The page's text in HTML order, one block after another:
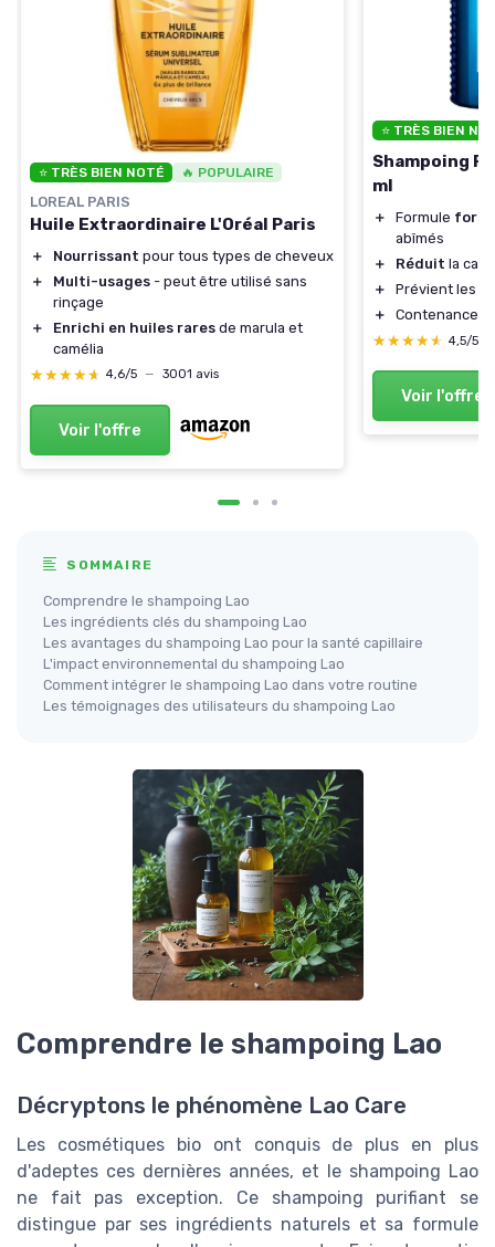
⭐ TRÈS BIEN NOTÉ 🔥 POPULAIRE
LOREAL PARIS
Huile Extraordinaire L'Oréal Paris
＋ Nourrissant pour tous types de cheveux
＋
Multi-usages - peut être utilisé sans
rinçage
＋
Enrichi en huiles rares de marula et
camélia
★★★★★
★★★★★ 4,6/5 — 3001 avis
Voir l'offre
⭐ TRÈS BIEN
Shampoing
ml
＋ Formule
abîmés
＋
Réduit la
＋
Prévient les
＋
Contenance
★★★★★
★★★★★ 4,5/5
Voir l'offre
SOMMAIRE
Comprendre le shampoing Lao
Les ingrédients clés du shampoing Lao
Les avantages du shampoing Lao pour la santé capillaire
L'impact environnemental du shampoing Lao
Comment intégrer le shampoing Lao dans votre routine
Les témoignages des utilisateurs du shampoing Lao
Comprendre le shampoing Lao
Décryptons le phénomène Lao Care
Les cosmétiques bio ont conquis de plus en plus
d'adeptes ces dernières années, et le shampoing Lao
ne fait pas exception. Ce shampoing purifiant se
distingue par ses ingrédients naturels et sa formule